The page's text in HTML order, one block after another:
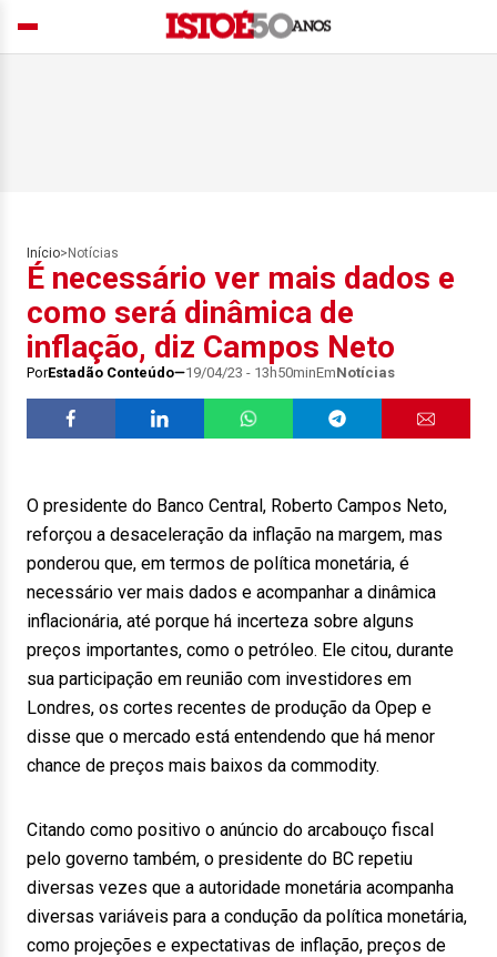
Início> Notícias
É necessário ver mais dados e
como será dinâmica de
inflação, diz Campos Neto
PorEstadão Conteúdo 19/04/23 - 13h50minEmNotícias
O presidente do Banco Central, Roberto Campos Neto,
reforçou a desaceleração da inflação na margem, mas
ponderou que, em termos de política monetária, é
necessário ver mais dados e acompanhar a dinâmica
inflacionária, até porque há incerteza sobre alguns
preços importantes, como o petróleo. Ele citou, durante
sua participação em reunião com investidores em
Londres, os cortes recentes de produção da Opep e
disse que o mercado está entendendo que há menor
chance de preços mais baixos da commodity.
Citando como positivo o anúncio do arcabouço fiscal
pelo governo também, o presidente do BC repetiu
diversas vezes que a autoridade monetária acompanha
diversas variáveis para a condução da política monetária,
como projeções e expectativas de inflação, preços de